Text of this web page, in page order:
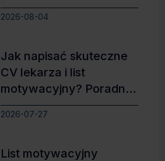
zamiast
2026-08-04
Jak napisać skuteczne
CV lekarza i list
motywacyjny? Poradnik
z przykładami
2026-07-27
List motywacyjny